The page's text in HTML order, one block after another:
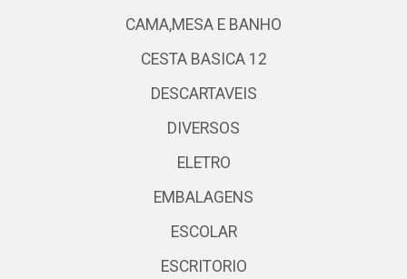
CAMA,MESA E BANHO
CESTA BASICA 12
DESCARTAVEIS
DIVERSOS
ELETRO
EMBALAGENS
ESCOLAR
ESCRITORIO